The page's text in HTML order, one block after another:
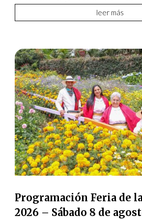
leer más
Programación Feria de
2026 – Sábado 8 de